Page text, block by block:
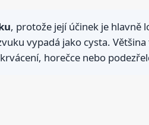
, protože její účinek je hlavně
vypadá jako cysta.
horečce nebo